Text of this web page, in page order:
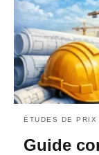
ÉTUDES DE PRIX
Guide